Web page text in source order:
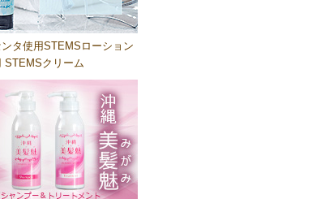
タ使用STEMSローション
STEMSクリーム